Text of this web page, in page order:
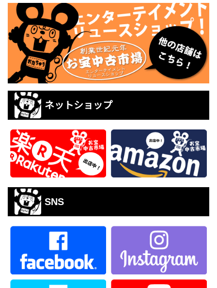
ネットショップ
SNS